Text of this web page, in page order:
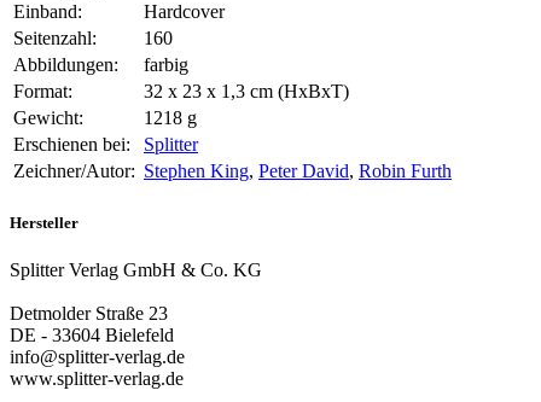
Einband:
Hardcover
Seitenzahl:
160
Abbildungen:
farbig
Format:
32 x 23 x 1,3 cm (HxBxT)
Gewicht:
1218 g
Erschienen bei:
Splitter
Zeichner/Autor: Stephen King, Peter David, Robin Furth
Hersteller
Splitter Verlag GmbH & Co. KG
Detmolder Straße 23
DE - 33604 Bielefeld
info@splitter-verlag.de
www.splitter-verlag.de